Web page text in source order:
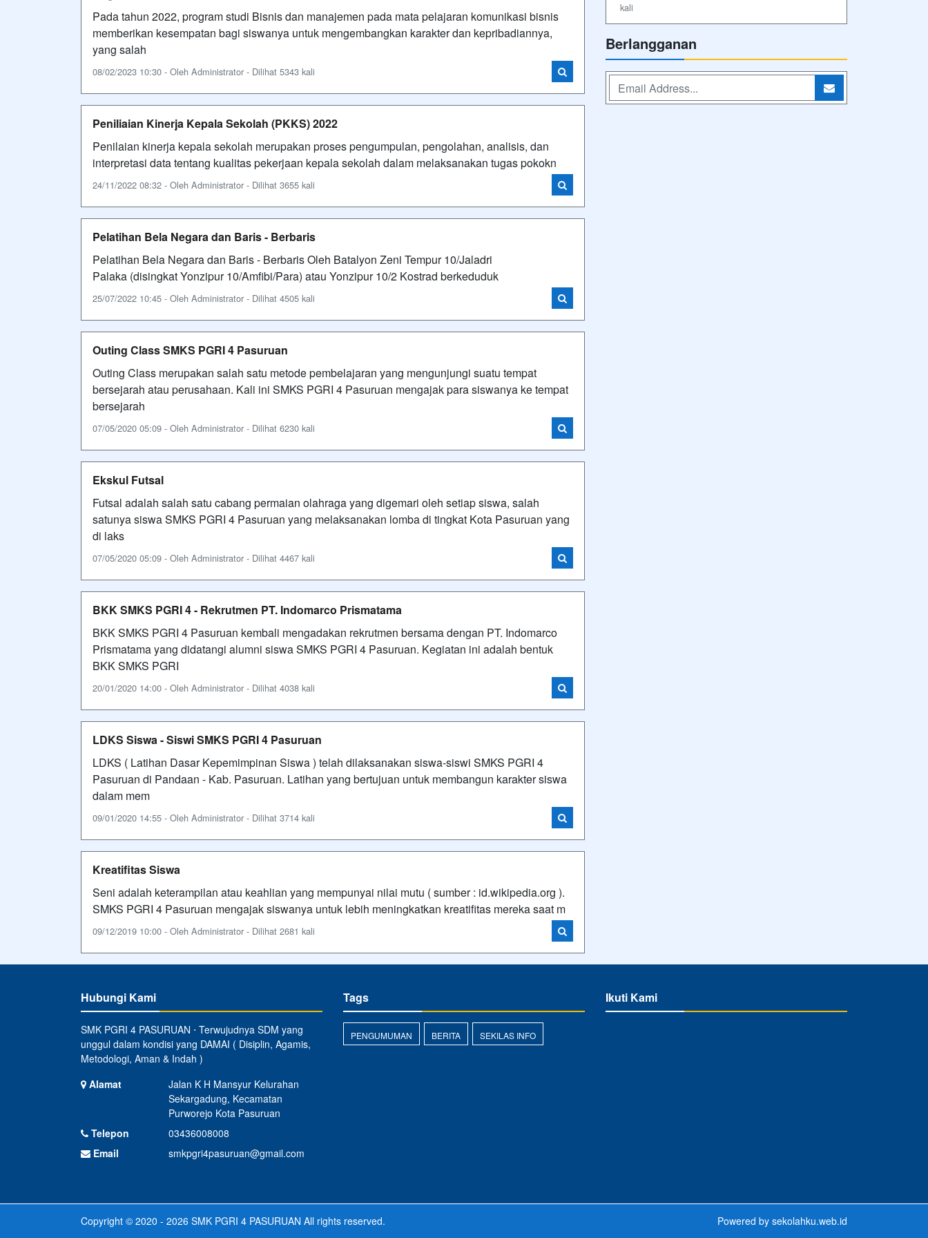
Pada tahun 2022, program studi Bisnis dan manajemen pada mata pelajaran komunikasi bisnis
memberikan kesempatan bagi siswanya untuk mengembangkan karakter dan kepribadiannya,
yang salah
08/02/2023 10:30 - Oleh Administrator - Dilihat 5343 kali
Peniliaian Kinerja Kepala Sekolah (PKKS) 2022
Penilaian kinerja kepala sekolah merupakan proses pengumpulan, pengolahan, analisis, dan
interpretasi data tentang kualitas pekerjaan kepala sekolah dalam melaksanakan tugas pokokn
24/11/2022 08:32 - Oleh Administrator - Dilihat 3655 kali
Pelatihan Bela Negara dan Baris - Berbaris
Pelatihan Bela Negara dan Baris - Berbaris Oleh Batalyon Zeni Tempur 10/Jaladri
Palaka (disingkat Yonzipur 10/Amfibi/Para) atau Yonzipur 10/2 Kostrad berkeduduk
25/07/2022 10:45 - Oleh Administrator - Dilihat 4505 kali
Outing Class SMKS PGRI 4 Pasuruan
Outing Class merupakan salah satu metode pembelajaran yang mengunjungi suatu tempat
bersejarah atau perusahaan. Kali ini SMKS PGRI 4 Pasuruan mengajak para siswanya ke tempat
bersejarah
07/05/2020 05:09 - Oleh Administrator - Dilihat 6230 kali
Ekskul Futsal
Futsal adalah salah satu cabang permaian olahraga yang digemari oleh setiap siswa, salah
satunya siswa SMKS PGRI 4 Pasuruan yang melaksanakan lomba di tingkat Kota Pasuruan yang
di laks
07/05/2020 05:09 - Oleh Administrator - Dilihat 4467 kali
BKK SMKS PGRI 4 - Rekrutmen PT. Indomarco Prismatama
BKK SMKS PGRI 4 Pasuruan kembali mengadakan rekrutmen bersama dengan PT. Indomarco
Prismatama yang didatangi alumni siswa SMKS PGRI 4 Pasuruan. Kegiatan ini adalah bentuk
BKK SMKS PGRI
20/01/2020 14:00 - Oleh Administrator - Dilihat 4038 kali
LDKS Siswa - Siswi SMKS PGRI 4 Pasuruan
LDKS ( Latihan Dasar Kepemimpinan Siswa ) telah dilaksanakan siswa-siswi SMKS PGRI 4
Pasuruan di Pandaan - Kab. Pasuruan. Latihan yang bertujuan untuk membangun karakter siswa
dalam mem
09/01/2020 14:55 - Oleh Administrator - Dilihat 3714 kali
Kreatifitas Siswa
Seni adalah keterampilan atau keahlian yang mempunyai nilai mutu ( sumber : id.wikipedia.org ).
SMKS PGRI 4 Pasuruan mengajak siswanya untuk lebih meningkatkan kreatifitas mereka saat m
09/12/2019 10:00 - Oleh Administrator - Dilihat 2681 kali
kali
Berlangganan
Hubungi Kami
SMK PGRI 4 PASURUAN ⋅ Terwujudnya SDM yang
unggul dalam kondisi yang DAMAI ( Disiplin, Agamis,
Metodologi, Aman & Indah )
Alamat
Jalan K H Mansyur Kelurahan
Sekargadung, Kecamatan
Purworejo Kota Pasuruan
Telepon
03436008008
Email
smkpgri4pasuruan@gmail.com
Tags
PENGUMUMAN BERITA SEKILAS INFO
Ikuti Kami
Copyright © 2020 - 2026 SMK PGRI 4 PASURUAN All rights reserved. Powered by sekolahku.web.id